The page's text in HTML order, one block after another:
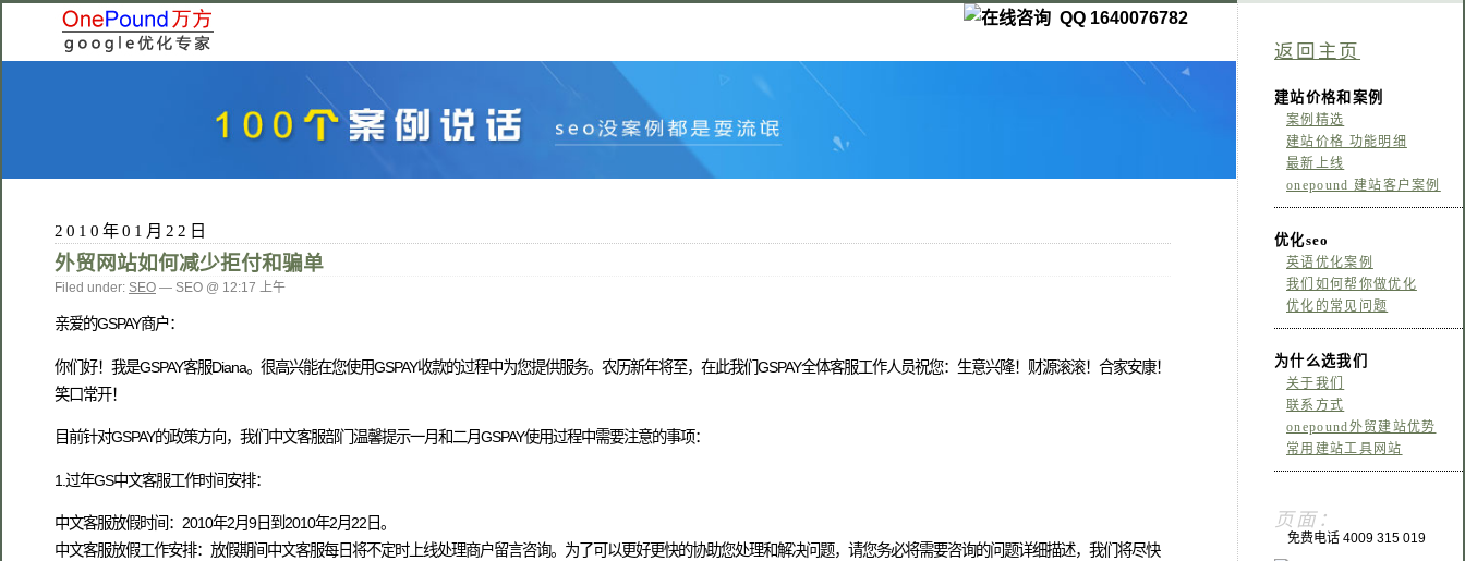
QQ 1640076782
2010年01月22日
外贸网站如何减少拒付和骗单
Filed under: SEO — SEO @ 12:17 上午
亲爱的GSPAY商户：
你们好！我是GSPAY客服Diana。很高兴能在您使用GSPAY收款的过程中为您提供服务。农历新年将至，在此我们GSPAY全体客服工作人员祝您：生意兴隆！财源滚滚！合家安康！
笑口常开！
目前针对GSPAY的政策方向，我们中文客服部门温馨提示一月和二月GSPAY使用过程中需要注意的事项：
1.过年GS中文客服工作时间安排：
中文客服放假时间：2010年2月9日到2010年2月22日。
中文客服放假工作安排：放假期间中文客服每日将不定时上线处理商户留言咨询。为了可以更好更快的协助您处理和解决问题，请您务必将需要咨询的问题详细描述，我们将尽快
返回主页
建站价格和案例
案例精选
建站价格 功能明细
最新上线
onepound 建站客户案例
优化seo
英语优化案例
我们如何帮你做优化
优化的常见问题
为什么选我们
关于我们
联系方式
onepound外贸建站优势
常用建站工具网站
页面：
免费电话 4009 315 019